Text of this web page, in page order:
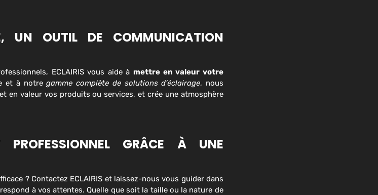
UN OUTIL DE COMMUNICATION
ECLAIRIS vous aide àmettre en valeur votre
et à notregamme complète de solutions d’éclairage, nous
en valeur vos produits ou services, et crée une atmosphère
PROFESSIONNEL GRÂCE À UNE
? Contactez ECLAIRIS et laissez-nous vous guider dans
à vos attentes. Quelle que soit la taille ou la nature de